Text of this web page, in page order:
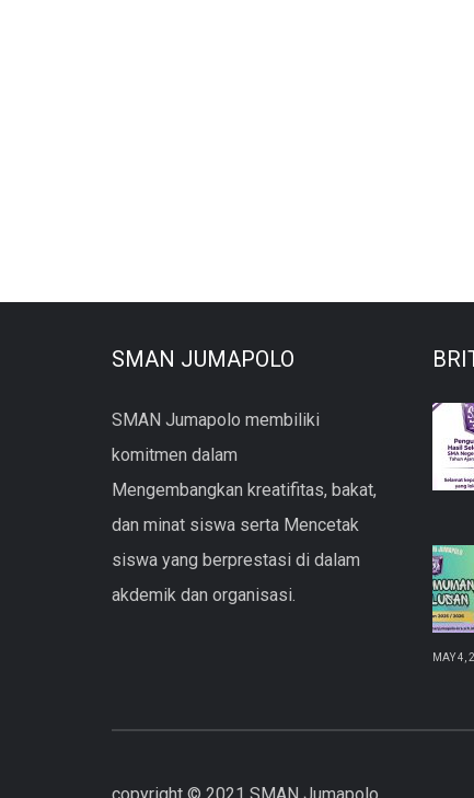
SMAN JUMAPOLO
SMAN Jumapolo membiliki
komitmen dalam
Mengembangkan kreatifitas, bakat,
dan minat siswa serta Mencetak
siswa yang berprestasi di dalam
akdemik dan organisasi.
MAY 4,